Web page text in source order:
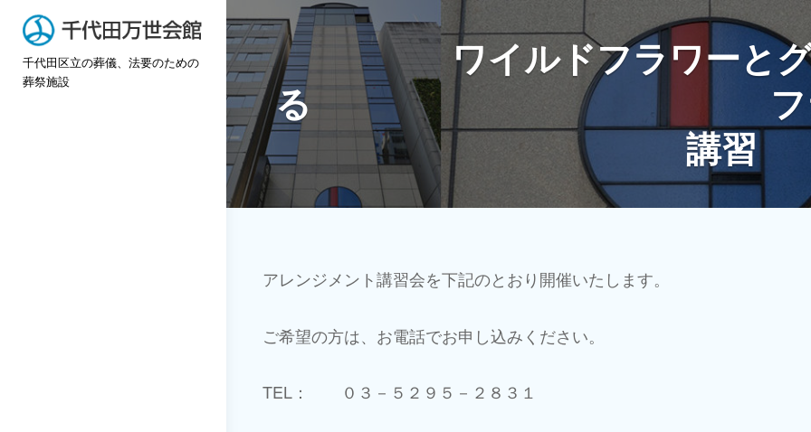
Skip
content
千代田区立の葬儀、法要のための
葬祭施設
ワイルドフラワーと
る フラワーア
講習
アレンジメント講習会を下記のとおり開催いたします。
ご希望の方は、お電話でお申し込みください。
TEL： ０３－５２９５－２８３１
投
稿
ビ